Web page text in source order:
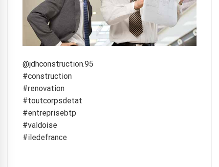
@jdhconstruction.95
#construction
#renovation
#toutcorpsdetat
#entreprisebtp
#valdoise
#iledefrance